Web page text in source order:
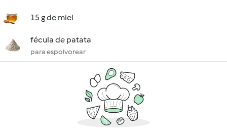
15 g de miel
fécula de patata
para espolvorear